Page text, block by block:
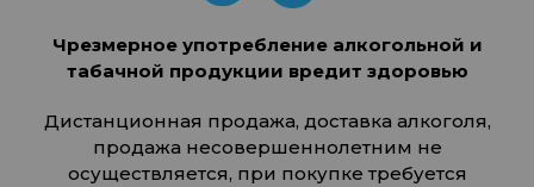
Чрезмерное употребление алкогольной и
табачной продукции вредит здоровью
Дистанционная продажа, доставка алкоголя,
продажа несовершеннолетним не
осуществляется, при покупке требуется